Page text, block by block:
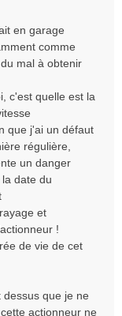
en garage
comme
mal à obtenir
c'est quelle est la
que j'ai un défaut
régulière,
un danger
date du
et
!
de vie de cet
que je ne
actionneur ne